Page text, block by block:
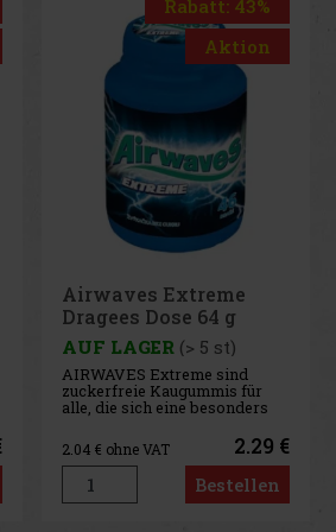
Rabatt: 43%
Aktion
Airwaves Cassis
Dragees Dose 64 g
AUF LAGER (> 5 st)
AIRWAVES Cool Cassis sind
zuckerfreie Kaugummis, die
den intensiven Geschmack
Johannisbeeren mit einer
ausgeprägten Menthol-Frische
verbinden. Die originelle
Kombination aus fruchtigen
und kühlenden Noten sorgt für
2.04€ ohne VAT 2.29 €
Bestellen